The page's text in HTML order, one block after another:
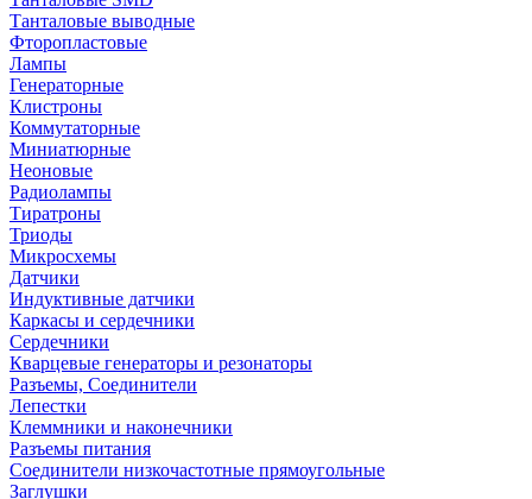
Танталовые выводные
Фторопластовые
Лампы
Генераторные
Клистроны
Коммутаторные
Миниатюрные
Неоновые
Радиолампы
Тиратроны
Триоды
Микросхемы
Датчики
Индуктивные датчики
Каркасы и сердечники
Сердечники
Кварцевые генераторы и резонаторы
Разъемы, Соединители
Лепестки
Клеммники и наконечники
Разъемы питания
Соединители низкочастотные прямоугольные
Заглушки